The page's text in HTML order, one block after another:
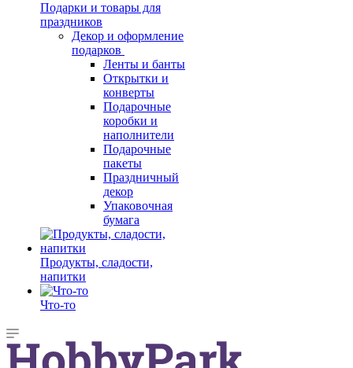
Подарки и товары для
праздников
Декор и оформление
подарков
Ленты и банты
Открытки и
конверты
Подарочные
коробки и
наполнители
Подарочные
пакеты
Праздничный
декор
Упаковочная
бумага
Продукты, сладости,
напитки
Что-то